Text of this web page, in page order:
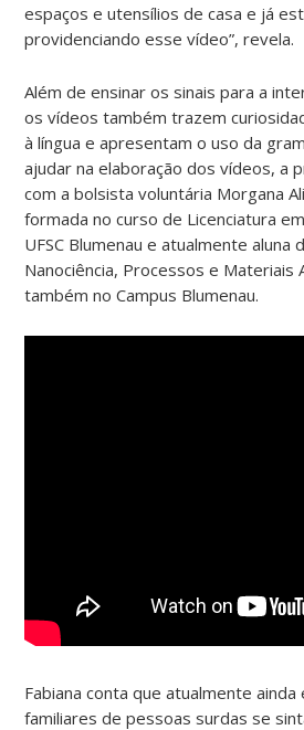
espaços e utensílios de casa e já
providenciando esse vídeo”, revela.
Além de ensinar os sinais para a
os vídeos também trazem
à língua e apresentam o uso da
ajudar na elaboração dos vídeos, a
com a bolsista voluntária Morgana
formada no curso de Licenciatura
UFSC Blumenau e atualmente aluna
Nanociência, Processos e Materiais
também no Campus Blumenau.
Fabiana conta que atualmente ainda
familiares de pessoas surdas se